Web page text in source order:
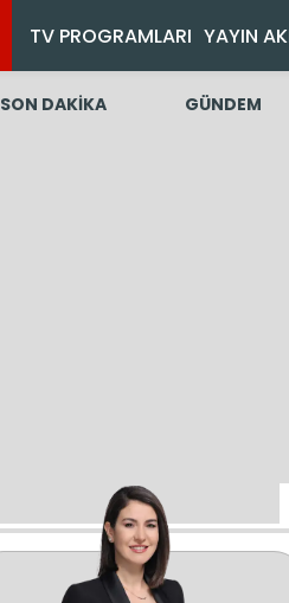
TV PROGRAMLARI YAYIN
SON DAKİKA GÜNDEM